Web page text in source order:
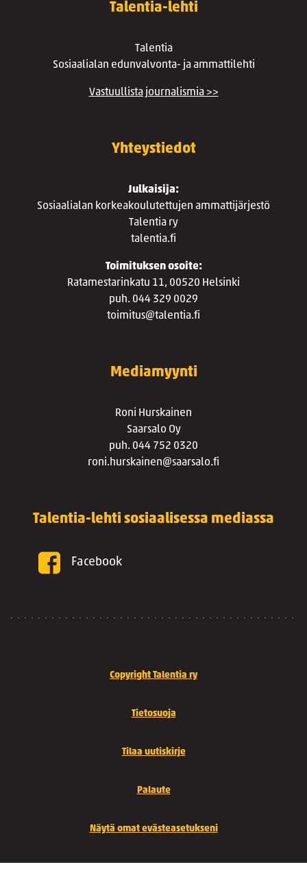
Talentia-lehti
Talentia
Sosiaalialan edunvalvonta- ja ammattilehti
Vastuullista journalismia >>
Yhteystiedot
Julkaisija:
Sosiaalialan korkeakoulutettujen ammattijärjestö
Talentia ry
talentia.fi
Toimituksen osoite:
Ratamestarinkatu 11, 00520 Helsinki
puh. 044 329 0029
toimitus@talentia.fi
Mediamyynti
Roni Hurskainen
Saarsalo Oy
puh. 044 752 0320
roni.hurskainen@saarsalo.fi
Talentia-lehti sosiaalisessa mediassa
Facebook
Copyright Talentia ry
Tietosuoja
Tilaa uutiskirje
Palaute
Näytä omat evästeasetukseni